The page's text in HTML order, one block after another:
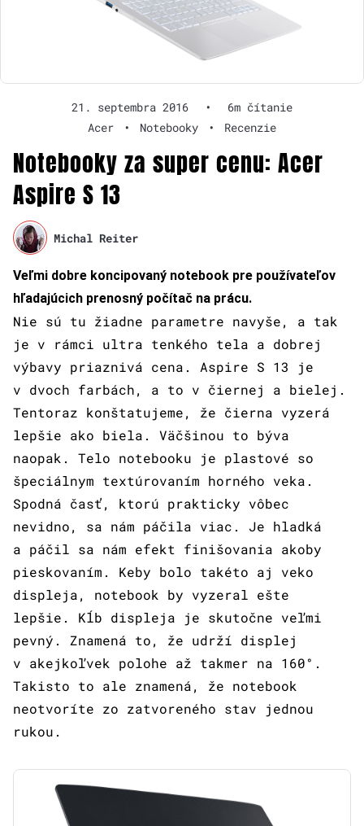
21. septembra 2016 •
6m čítanie
Acer
• Notebooky • Recenzie
Notebooky za super cenu: Acer
Aspire S 13
Michal Reiter
Veľmi dobre koncipovaný notebook pre používateľov
hľadajúcich prenosný počítač na prácu.
Nie sú tu žiadne parametre navyše, a tak
je v rámci ultra tenkého tela a dobrej
výbavy priaznivá cena. Aspire S 13 je
v dvoch farbách, a to v čiernej a bielej.
Tentoraz konštatujeme, že čierna vyzerá
lepšie ako biela. Väčšinou to býva
naopak. Telo notebooku je plastové so
špeciálnym textúrovaním horného veka.
Spodná časť, ktorú prakticky vôbec
nevidno, sa nám páčila viac. Je hladká
a páčil sa nám efekt finišovania akoby
pieskovaním. Keby bolo takéto aj veko
displeja, notebook by vyzeral ešte
lepšie. Kĺb displeja je skutočne veľmi
pevný. Znamená to, že udrží displej
v akejkoľvek polohe až takmer na 160°.
Takisto to ale znamená, že notebook
neotvoríte zo zatvoreného stav jednou
rukou.